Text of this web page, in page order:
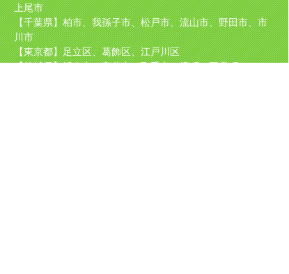
上尾市
【千葉県】柏市、我孫子市、松戸市、流山市、野田市、市
川市
【東京都】足立区、葛飾区、江戸川区
【茨城県】坂東市、守谷市、取手市、境町、五霞町